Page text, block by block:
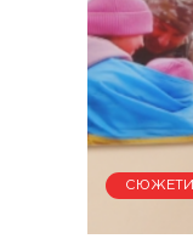
СЮЖЕТИ